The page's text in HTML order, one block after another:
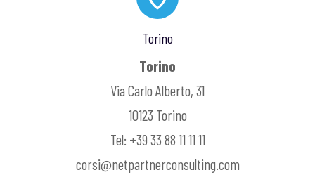
Torino
Torino
Via Carlo Alberto, 31
10123 Torino
Tel: +39 33 88 11 11 11
corsi@netpartnerconsulting.com